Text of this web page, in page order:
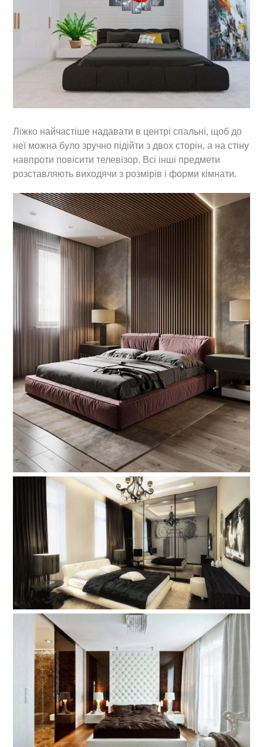
Ліжко найчастіше надавати в центрі спальні, щоб до
неї можна було зручно підійти з двох сторін, а на стіну
навпроти повісити телевізор. Всі інші предмети
розставляють виходячи з розмірів і форми кімнати.